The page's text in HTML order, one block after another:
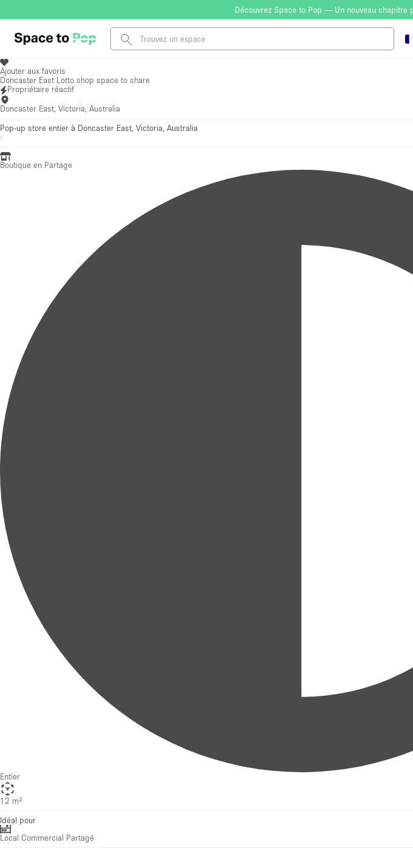
Découvrez Space to Pop — Un nouveau chapitre
Ajouter aux favoris
Doncaster East Lotto shop space to share
Propriétaire réactif
Doncaster East, Victoria, Australia
Pop-up store entier à Doncaster East, Victoria, Australia
·
Boutique en Partage
Entier
12 m²
Idéal pour
Local Commercial Partagé